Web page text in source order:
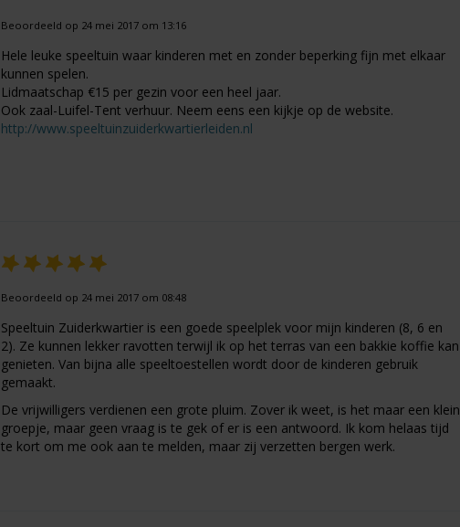
Beoordeeld op 24 mei 2017 om 13:16
Hele leuke speeltuin waar kinderen met en zonder beperking fijn met elkaar
kunnen spelen.
Lidmaatschap €15 per gezin voor een heel jaar.
Ook zaal-Luifel-Tent verhuur. Neem eens een kijkje op de website.
http://www.speeltuinzuiderkwartierleiden.nl
Beoordeeld op 24 mei 2017 om 08:48
Speeltuin Zuiderkwartier is een goede speelplek voor mijn kinderen (8, 6 en
2). Ze kunnen lekker ravotten terwijl ik op het terras van een bakkie koffie kan
genieten. Van bijna alle speeltoestellen wordt door de kinderen gebruik
gemaakt.
De vrijwilligers verdienen een grote pluim. Zover ik weet, is het maar een klein
groepje, maar geen vraag is te gek of er is een antwoord. Ik kom helaas tijd
te kort om me ook aan te melden, maar zij verzetten bergen werk.